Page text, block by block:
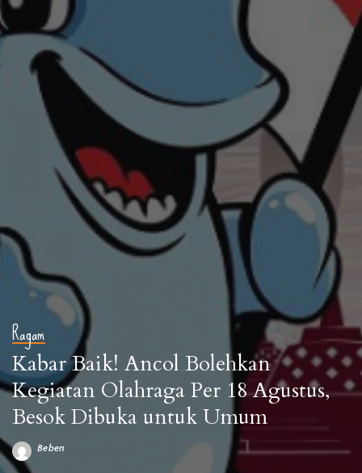
Ragam
Kabar Baik! Ancol Bolehkan
Kegiatan Olahraga Per 18 Agustus,
Besok Dibuka untuk Umum
Posted
Beben